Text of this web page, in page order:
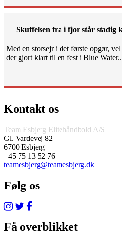
Skuffelsen fra i fjor står stadig
Med en storsejr i det første opgør,
der gjort klart til en fest i Blue
Kontakt os
Team Esbjerg Elitehåndbold A/S
Gl. Vardevej 82
6700 Esbjerg
+45 75 13 52 76
teamesbjerg@teamesbjerg.dk
Følg os
Få overblikket